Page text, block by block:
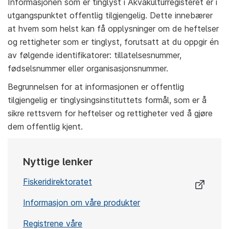
Informasjonen som er tinglyst i Akvakulturregisteret er i
utgangspunktet offentlig tilgjengelig. Dette innebærer
at hvem som helst kan få opplysninger om de heftelser
og rettigheter som er tinglyst, forutsatt at du oppgir én
av følgende identifikatorer: tillatelsesnummer,
fødselsnummer eller organisasjonsnummer.
Begrunnelsen for at informasjonen er offentlig
tilgjengelig er tinglysingsinstituttets formål, som er å
sikre rettsvern for heftelser og rettigheter ved å gjøre
dem offentlig kjent.
Nyttige lenker
Fiskeridirektoratet
Informasjon om våre produkter
Registrene våre